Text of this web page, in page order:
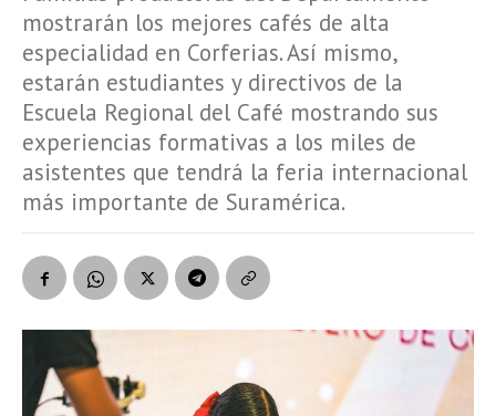
mostrarán los mejores cafés de alta
especialidad en Corferias. Así mismo,
estarán estudiantes y directivos de la
Escuela Regional del Café mostrando sus
experiencias formativas a los miles de
asistentes que tendrá la feria internacional
más importante de Suramérica.